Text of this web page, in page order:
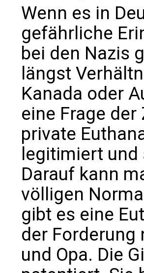
Wenn es in
gefährliche
bei den Nazis
längst
Kanada oder
eine Frage
private
legitimiert
Darauf kann
völligen
gibt es eine
der Forderung
und Opa. Die